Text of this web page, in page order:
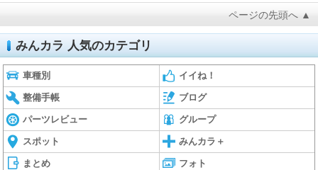
ページの先頭へ ▲
みんカラ 人気のカテゴリ
車種別 イイね！
整備手帳 ブログ
パーツレビュー グループ
スポット みんカラ＋
まとめ フォト